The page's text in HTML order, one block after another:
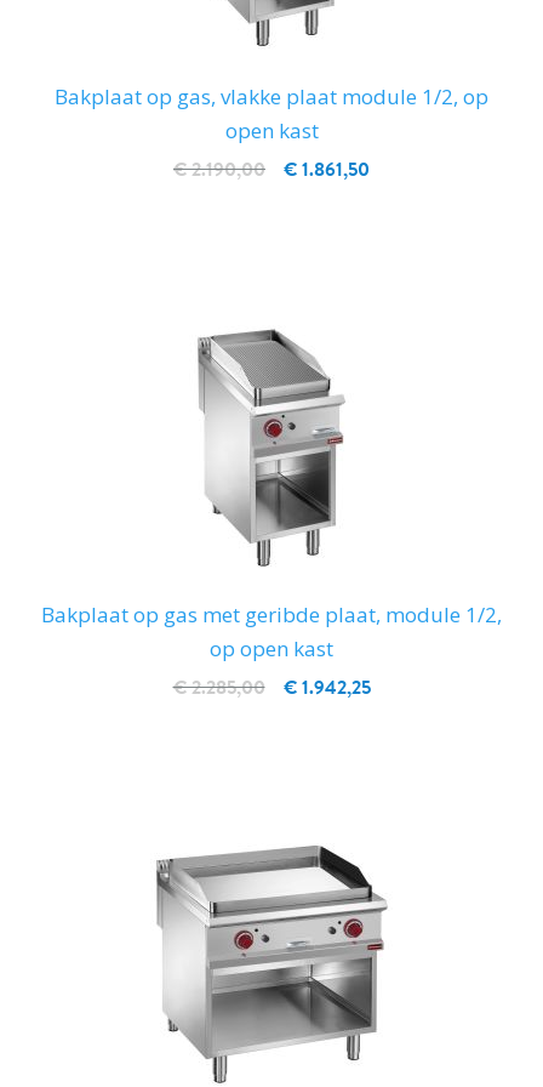
Bakplaat op gas, vlakke plaat module 1/2, op
open kast
€ 1.861,50
€ 2.190,00
Bakplaat op gas met geribde plaat, module 1/2,
op open kast
€ 1.942,25
€ 2.285,00